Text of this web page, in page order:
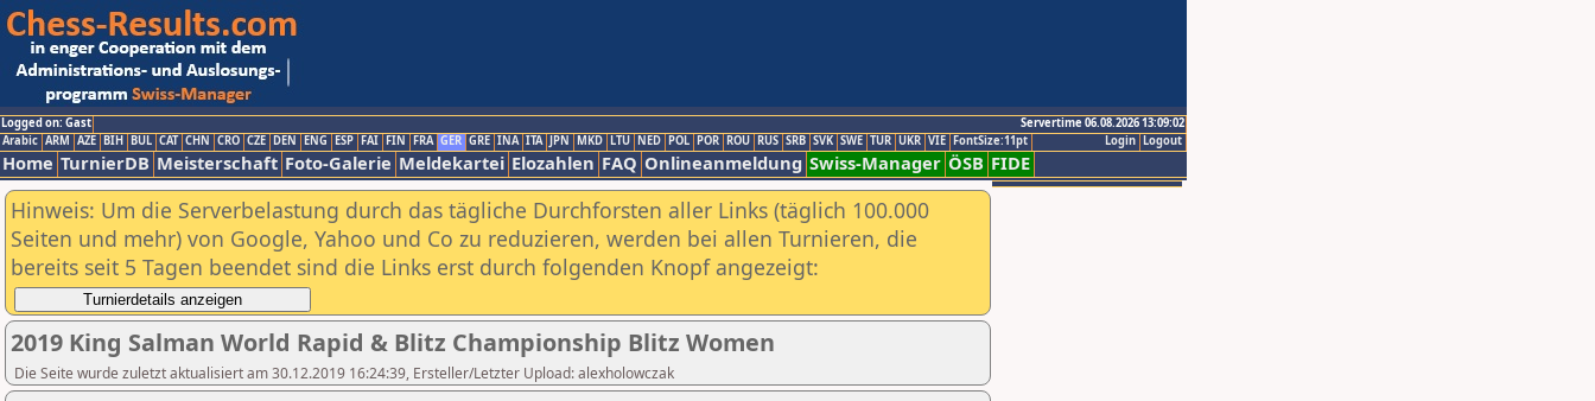
Logged on: Gast
Servertime 06.08.2026 13:09:02
Logout
Login
Arabic ARM AZE BIH BUL CAT CHN CRO CZE DEN ENG ESP FAI FIN FRA GER GRE INA ITA JPN MKD LTU NED POL POR ROU RUS SRB SVK SWE TUR UKR VIE FontSize:11pt
Home TurnierDB Meisterschaft Foto-Galerie Meldekartei Elozahlen FAQ Onlineanmeldung Swiss-Manager ÖSB FIDE
Hinweis: Um die Serverbelastung durch das tägliche Durchforsten aller Links (täglich 100.000
Seiten und mehr) von Google, Yahoo und Co zu reduzieren, werden bei allen Turnieren, die
bereits seit 5 Tagen beendet sind die Links erst durch folgenden Knopf angezeigt:
2019 King Salman World Rapid & Blitz Championship Blitz Women
Die Seite wurde zuletzt aktualisiert am 30.12.2019 16:24:39, Ersteller/Letzter Upload: alexholowczak